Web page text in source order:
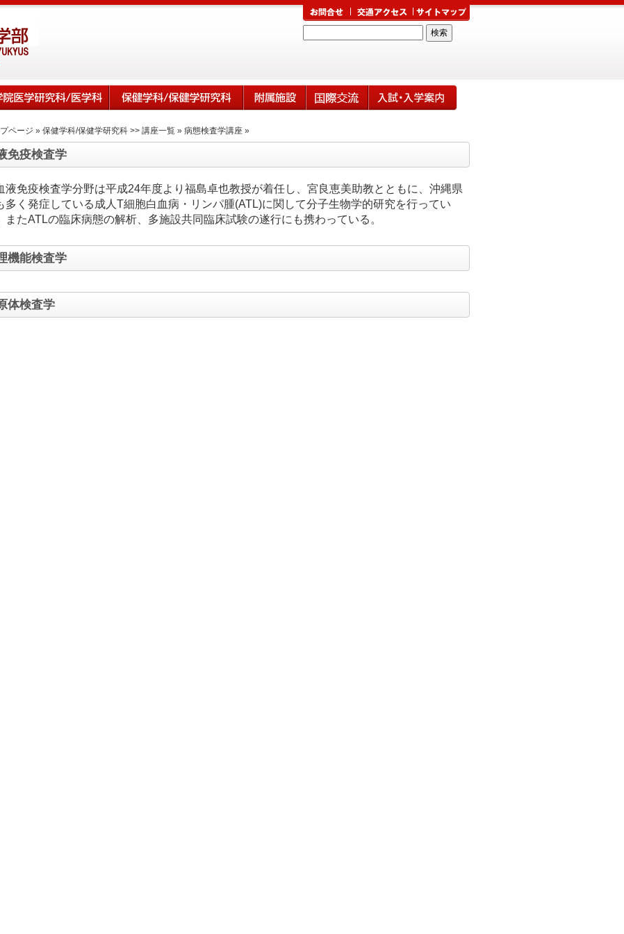
ページ » 保健学科/保健学研究科 >> 講座一覧 » 病態検査学講座 »
免疫検査学
液免疫検査学分野は平成24年度より福島卓也教授が着任し、宮良恵美助教とともに、沖縄県
多く発症している成人T細胞白血病・リンパ腫(ATL)に関して分子生物学的研究を行ってい
またATLの臨床病態の解析、多施設共同臨床試験の遂行にも携わっている。
機能検査学
体検査学